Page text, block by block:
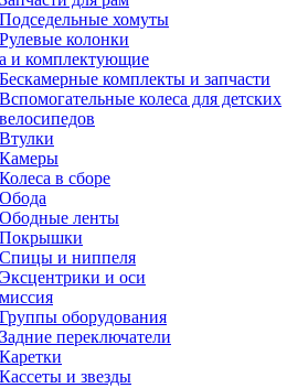
Подседельные хомуты
Рулевые колонки
и комплектующие
Бескамерные комплекты и запчасти
Вспомогательные колеса для детских
велосипедов
Втулки
Камеры
Колеса в сборе
Обода
Ободные ленты
Покрышки
Спицы и ниппеля
Эксцентрики и оси
Группы оборудования
Задние переключатели
Каретки
Кассеты и звезды